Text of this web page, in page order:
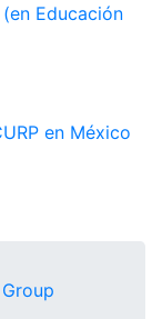
Educación
en México